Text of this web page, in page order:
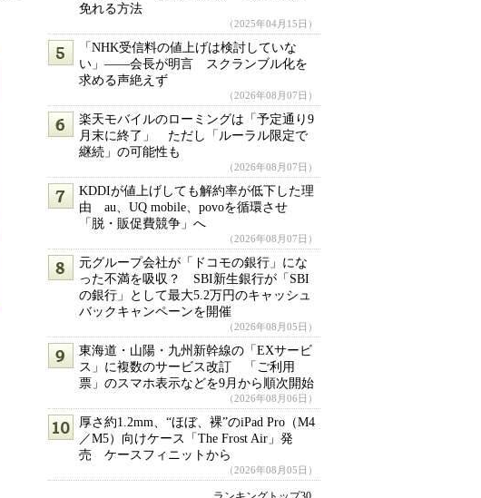
免れる方法
（2025年04月15日）
「NHK受信料の値上げは検討していな
い」――会長が明言 スクランブル化を
求める声絶えず
（2026年08月07日）
楽天モバイルのローミングは「予定通り9
月末に終了」 ただし「ルーラル限定で
継続」の可能性も
（2026年08月07日）
KDDIが値上げしても解約率が低下した理
由 au、UQ mobile、povoを循環させ
「脱・販促費競争」へ
（2026年08月07日）
元グループ会社が「ドコモの銀行」にな
った不満を吸収？ SBI新生銀行が「SBI
の銀行」として最大5.2万円のキャッシュ
バックキャンペーンを開催
（2026年08月05日）
東海道・山陽・九州新幹線の「EXサービ
ス」に複数のサービス改訂 「ご利用
票」のスマホ表示などを9月から順次開始
（2026年08月06日）
厚さ約1.2mm、“ほぼ、裸”のiPad Pro（M4
／M5）向けケース「The Frost Air」発
売 ケースフィニットから
（2026年08月05日）